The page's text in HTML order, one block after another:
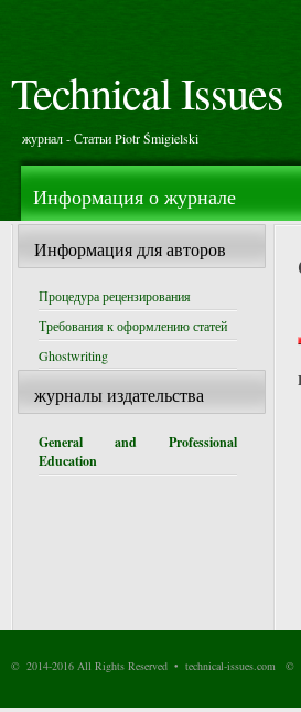
Technical Issues
журнал - Статьи Piotr Śmigielski
Информация о журнале
Информация для авторов
Процедура рецензирования
Требования к оформлению статей
Ghostwriting
журналы издательства
General and Professional
Education
© 2014-2016 All Rights Reserved • technical-issues.com ©